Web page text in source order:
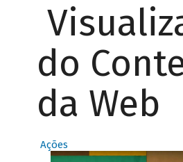
do
da Web
Ações